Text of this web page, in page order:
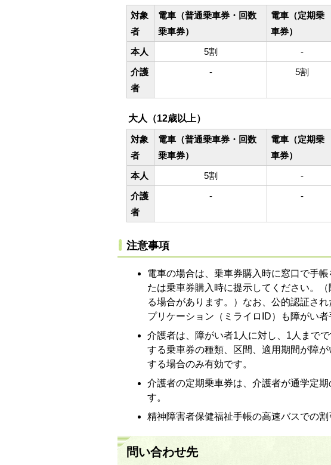
対象
者
電車（普通乗車券・回数
乗車券）
電車（定期乗
車券）
本人
5割 -
介護
者
- 5割
大人（12歳以上）
対象
者
電車（普通乗車券・回数
乗車券）
電車（定期乗
車券）
本人
5割 -
介護
者
- -
注意事項
電車の場合は、乗車券購入時に窓口で手
たは乗車券購入時に提示してください。
る場合があります。）なお、公的認証さ
プリケーション（ミライロID）も障がい
介護者は、障がい者1人に対し、1人まで
する乗車券の種類、区間、適用期間が障
する場合のみ有効です。
介護者の定期乗車券は、介護者が通学定
す。
精神障害者保健福祉手帳の高速バスでの
問い合わせ先